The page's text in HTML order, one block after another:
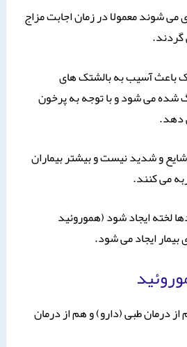
می شوند معمولا در زمان اجابت مزاج
گردند.
آسیب به بالشتک های
شده می شود و با توجه به پرخون
دهد.
و شدید نیست و بیشتر بیماران
می کنند.
لخته ایجاد شود (هموروئید
ایجاد می شود.
از درمان طبی (دارو) و هم از درمان